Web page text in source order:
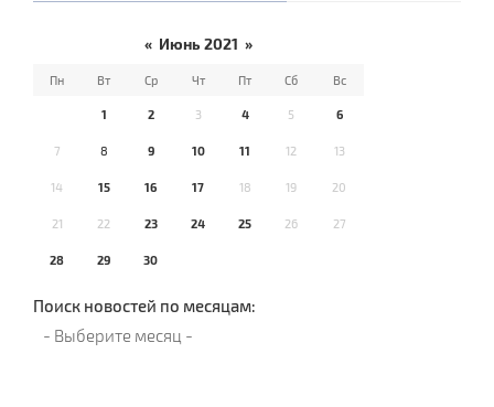
« Июнь 2021 »
Пн Вт Ср Чт Пт Сб Вс
1 2 3 4 5 6
7 8 9 10 11 12 13
14 15 16 17 18 19 20
21 22 23 24 25 26 27
28 29 30
Поиск новостей по месяцам: